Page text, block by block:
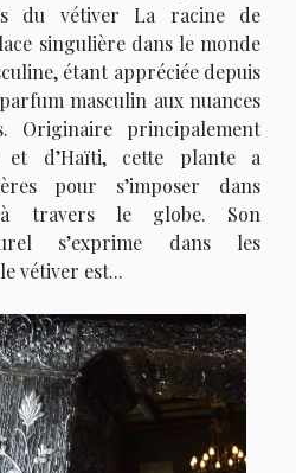
du vétiver La racine de
singulière dans le monde
étant appréciée depuis
masculin aux nuances
Originaire principalement
et d’Haïti, cette plante a
pour s’imposer dans
à travers le globe. Son
s’exprime dans les
vétiver est...